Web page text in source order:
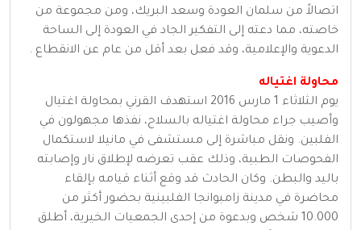
اتصالاً من سلمان العودة وسعد البريك، ومن مجموعة من
خاصته، مما دعته إلى التفكير الجاد في العودة إلى الساحة
الدعوية والإعلامية، وقد فعل بعد أقل من عام عن الانقطاع .
محاولة اغتياله
يوم الثلاثاء 1 مارس 2016 استهدف القرني بمحاولة اغتيال
وأصيب جراء محاولة اغتياله بالسلاح، نفذها مجهولون في
الفلبين. ونقل مباشرة إلى مستشفى في مانيلا لاستكمال
الفحوصات الطبية، وذلك عقب تعرضه لإطلاق نار وإصابته
باليد والبطن. وكان الحادث قد وقع أثناء قيامه بإلقاء
محاضرة في مدينة زامبوانجا الفلبينية بحضور أكثر من
10.000 شخص وبدعوة من إحدى الجمعيات الخيرية، أطلق